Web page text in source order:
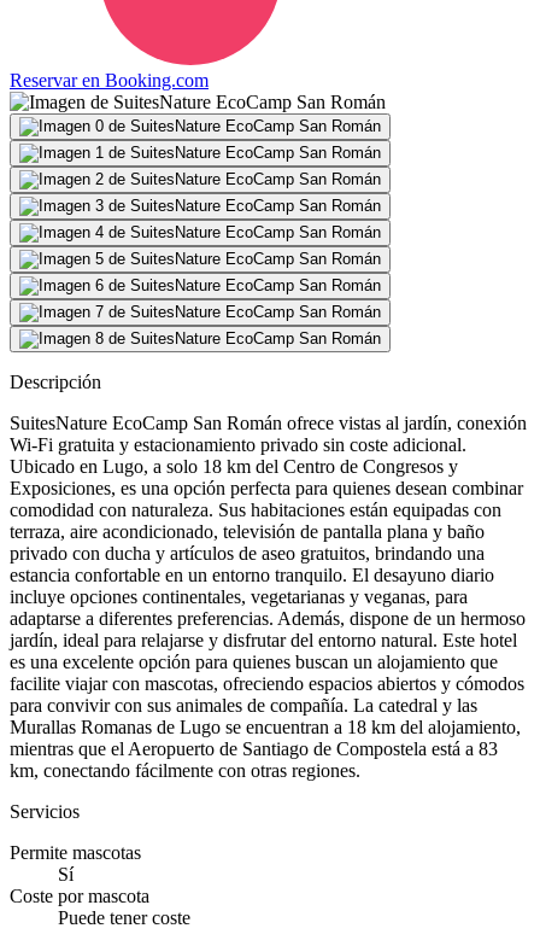
Reservar en Booking.com
Descripción
SuitesNature EcoCamp San Román ofrece vistas al jardín, conexión
Wi-Fi gratuita y estacionamiento privado sin coste adicional.
Ubicado en Lugo, a solo 18 km del Centro de Congresos y
Exposiciones, es una opción perfecta para quienes desean combinar
comodidad con naturaleza. Sus habitaciones están equipadas con
terraza, aire acondicionado, televisión de pantalla plana y baño
privado con ducha y artículos de aseo gratuitos, brindando una
estancia confortable en un entorno tranquilo. El desayuno diario
incluye opciones continentales, vegetarianas y veganas, para
adaptarse a diferentes preferencias. Además, dispone de un hermoso
jardín, ideal para relajarse y disfrutar del entorno natural. Este hotel
es una excelente opción para quienes buscan un alojamiento que
facilite viajar con mascotas, ofreciendo espacios abiertos y cómodos
para convivir con sus animales de compañía. La catedral y las
Murallas Romanas de Lugo se encuentran a 18 km del alojamiento,
mientras que el Aeropuerto de Santiago de Compostela está a 83
km, conectando fácilmente con otras regiones.
Servicios
Permite mascotas
Sí
Coste por mascota
Puede tener coste